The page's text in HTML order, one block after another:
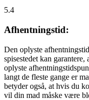
5.4
Afhentningstid:
Den oplyste
spisestedet kan
oplyste
langt de fleste gange er
betyder også, at hvis du
vil din mad måske være